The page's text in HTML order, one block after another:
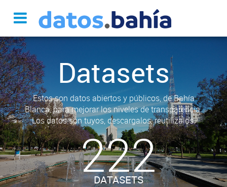
Datasets
Estos son datos abiertos y públicos, de Bahía
Blanca, para mejorar los niveles de transparencia.
Los datos son tuyos, descargalos, reutilizalos.
222
DATASETS